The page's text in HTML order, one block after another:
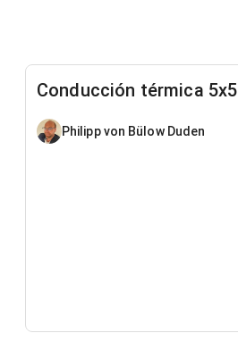
Conducción térmica 5x5
Philipp von Bülow Duden